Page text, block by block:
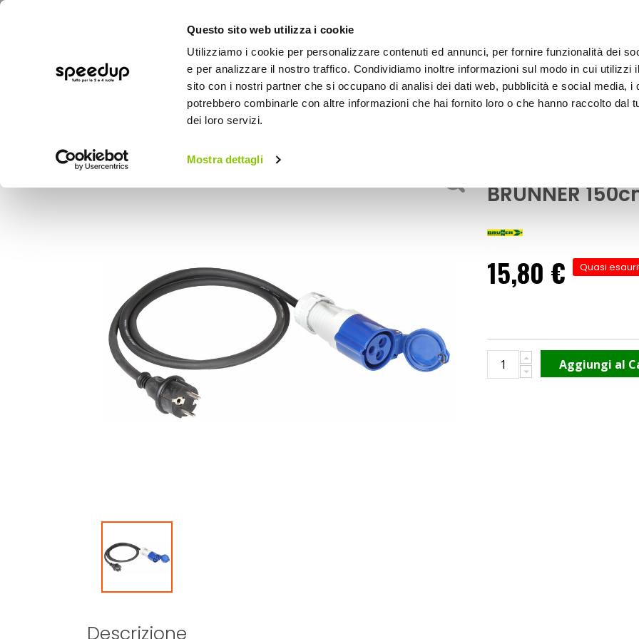
Questo sito web utilizza i cookie
Utilizziamo i cookie per personalizzare contenuti ed annunci, per fornire funzionalità dei
e per analizzare il nostro traffico. Condividiamo inoltre informazioni sul modo in cui utilizzi
sito con i nostri partner che si occupano di analisi dei dati web, pubblicità e social media, i
potrebbero combinarle con altre informazioni che hai fornito loro o che hanno raccolto dal
dei loro servizi.
Mostra dettagli
BICI OUTDOOR
Home
BRUNNER
15,80 € Quasi
Aggiungi al
Descrizione